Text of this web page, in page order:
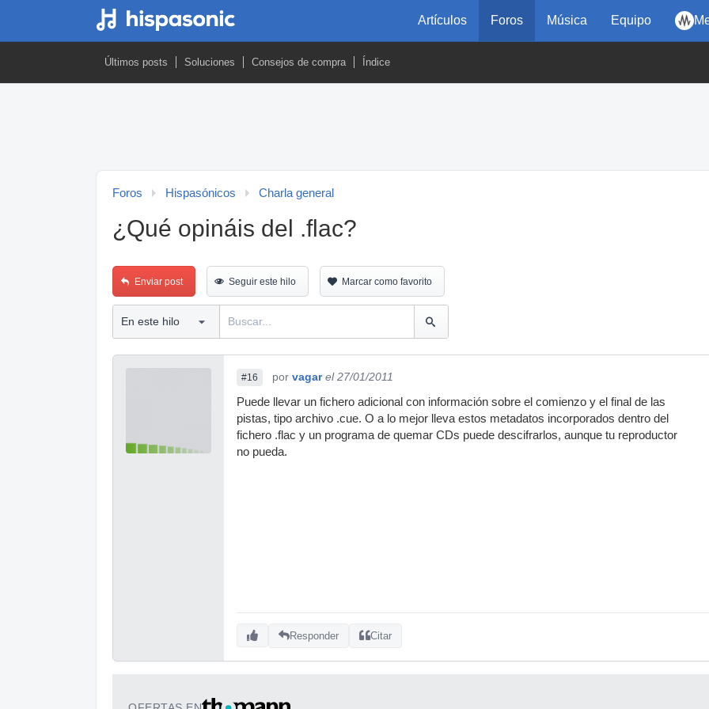
Artículos Foros Música Equipo
Últimos posts Soluciones Consejos de compra Índice
Foros Hispasónicos Charla general
¿Qué opináis del .flac?
Enviar post Seguir este hilo Marcar como favorito
#16 por vagar el 27/01/2011
Puede llevar un fichero adicional con información sobre el comienzo y el final de las
pistas, tipo archivo .cue. O a lo mejor lleva estos metadatos incorporados dentro del
fichero .flac y un programa de quemar CDs puede descifrarlos, aunque tu reproductor
no pueda.
Responder Citar